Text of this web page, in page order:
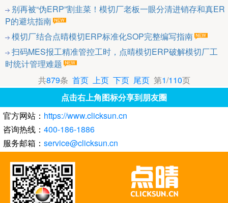
别再被“伪ERP”割韭菜！模切厂老板一眼分清进销存和真ER
P的避坑指南
模切厂结合点晴模切ERP标准化SOP完整编写指南
扫码MES报工精准管控工时，点晴模切ERP破解模切厂工
时统计管理难题
共879条 首页 上页 下页 尾页第1/110页
点击右上角图标分享到朋友圈
官方网站： https://www.clicksun.cn
咨询热线： 400-186-1886
服务邮箱： service@clicksun.cn